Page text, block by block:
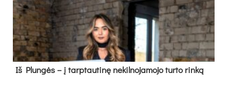
Iš Plungės – į tarptautinę nekilnojamojo turto rinką